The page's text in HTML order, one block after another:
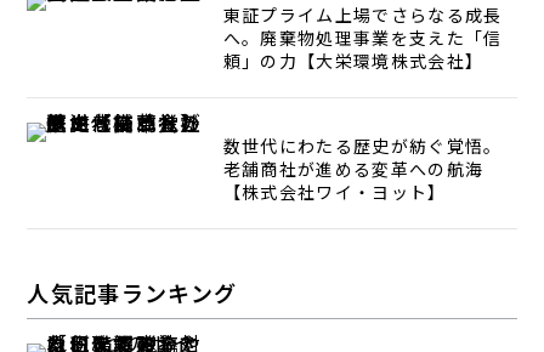
東証プライム上場でさらなる成長
へ。廃棄物処理事業を支えた「信
頼」の力【大栄環境株式会社】
数世代にわたる歴史が紡ぐ覚悟。
老舗商社が進める変革への航海
【株式会社ワイ・ヨット】
人気記事ランキング